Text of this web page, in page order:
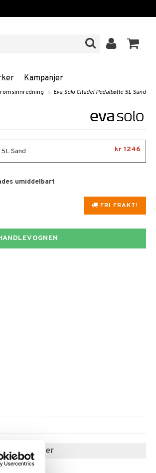
Kampanjer
» Eva Solo Citadel Pedalbøtte 5L Sand
Sand kr 1246
umiddelbart
FRI FRAKT!
produkter